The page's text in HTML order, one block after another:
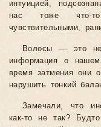
интуицией,
нас тоже что-
чувствительными,
Волосы — это не
информация о нашем
время затмения они
нарушить тонкий
Замечали, что
как-то не так?